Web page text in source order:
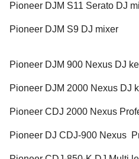
Pioneer DJM S11 Serato DJ
Pioneer DJM S9 DJ mixer
Pioneer DJM 900 Nexus DJ
Pioneer DJM 2000 Nexus DJ
Pioneer CDJ 2000 Nexus
Pioneer DJ CDJ-900 Nexus